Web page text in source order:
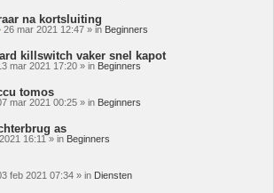
na kortsluiting
26 mar 2021 12:47 » in Beginners
killswitch vaker snel kapot
mar 2021 17:20 » in Beginners
tomos
mar 2021 00:25 » in Beginners
as
16:11 » in Beginners
feb 2021 07:34 » in Diensten